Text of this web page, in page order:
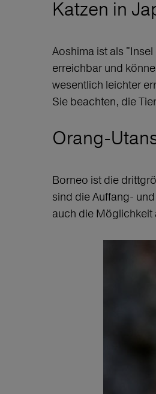
Katzen in
Aoshima ist als
erreichbar und
wesentlich leichter
Sie beachten, die
Orang-
Borneo ist die
sind die Auffang-
auch die Möglichkeit